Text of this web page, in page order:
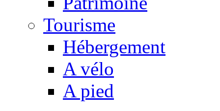
Tourisme
Hébergement
A vélo
A pied